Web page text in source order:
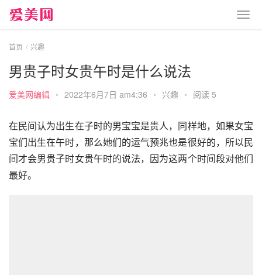
首页 兴趣
男贵子时女贵午时是什么说法
爱美网编辑 • 2022年6月7日 am4:36 • 兴趣 • 阅读 5
在民间认为出生在子时的男宝宝是贵人，同样地，如果女宝
宝们出生在午时，那么她们的运气预兆也是很好的，所以民
间才会男贵子时女贵午时的说法，因为这两个时间段对他们
最好。